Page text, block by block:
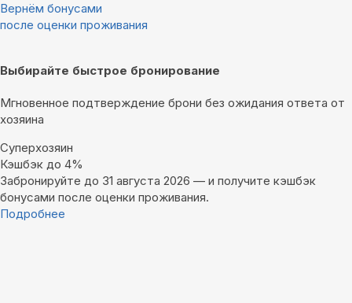
Вернём бонусами
после оценки проживания
Выбирайте быстрое бронирование
Мгновенное подтверждение брони без ожидания ответа от
хозяина
Суперхозяин
Кэшбэк до 4%
Забронируйте до 31 августа 2026 — и получите кэшбэк
бонусами после оценки проживания.
Подробнее